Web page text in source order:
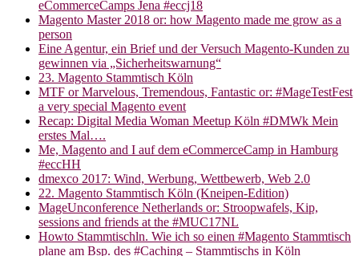
eCommerceCamps Jena #eccj18
Magento Master 2018 or: how Magento made me grow as a
person
Eine Agentur, ein Brief und der Versuch Magento-Kunden zu
gewinnen via „Sicherheitswarnung“
23. Magento Stammtisch Köln
MTF or Marvelous, Tremendous, Fantastic or: #MageTestFest
a very special Magento event
Recap: Digital Media Woman Meetup Köln #DMWk Mein
erstes Mal….
Me, Magento and I auf dem eCommerceCamp in Hamburg
#eccHH
dmexco 2017: Wind, Werbung, Wettbewerb, Web 2.0
22. Magento Stammtisch Köln (Kneipen-Edition)
MageUnconference Netherlands or: Stroopwafels, Kip,
sessions and friends at the #MUC17NL
Howto Stammtischln. Wie ich so einen #Magento Stammtisch
plane am Bsp. des #Caching – Stammtischs in Köln